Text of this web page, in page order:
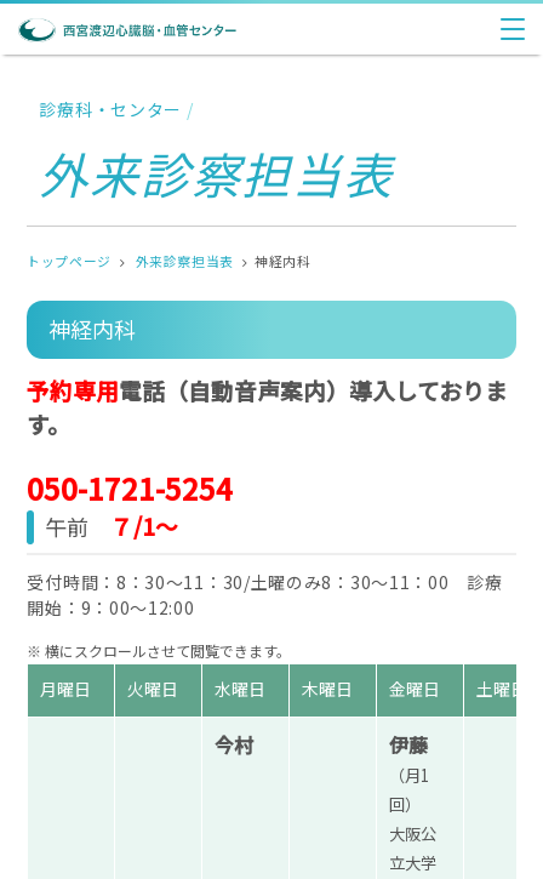
診療科・センター /
外来診察担当表
トップページ 外来診察担当表 神経内科
神経内科
予約専用電話（自動音声案内）導入しておりま
す。
050-1721-5254
午前 ７/1～
受付時間：8：30〜11：30/土曜のみ8：30～11：00 診療
開始：9：00〜12:00
月曜日 火曜日 水曜日 木曜日 金曜日 土曜日
今村 伊藤
（月1
回）
大阪公
立大学